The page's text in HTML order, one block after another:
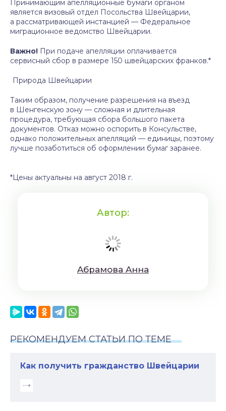
Принимающим апелляционные бумаги органом
является визовый отдел Посольства Швейцарии,
а рассматривающей инстанцией — Федеральное
миграционное ведомство Швейцарии.
Важно! При подаче апелляции оплачивается
сервисный сбор в размере 150 швейцарских франков.*
Природа Швейцарии
Таким образом, получение разрешения на въезд
в Шенгенскую зону — сложная и длительная
процедура, требующая сбора большого пакета
документов. Отказ можно оспорить в Консульстве,
однако положительных апелляций — единицы, поэтому
лучше позаботиться об оформлении бумаг заранее.
*Цены актуальны на август 2018 г.
Автор:
Aбрaмoвa Aннa
РЕКОМЕНДУЕМ СТАТЬИ ПО ТЕМЕ
Как получить гражданство Швейцарии